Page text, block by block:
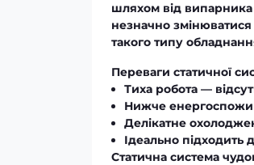
шляхом від
незначно
такого типу
Переваги статичної
Тиха робота —
Нижче
Делікатне
Ідеально підходить
Статична система